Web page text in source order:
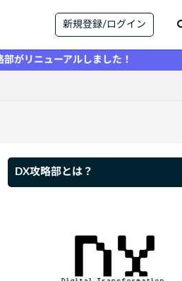
新規登録/ログイン
アルしました！
DX攻略部とは？